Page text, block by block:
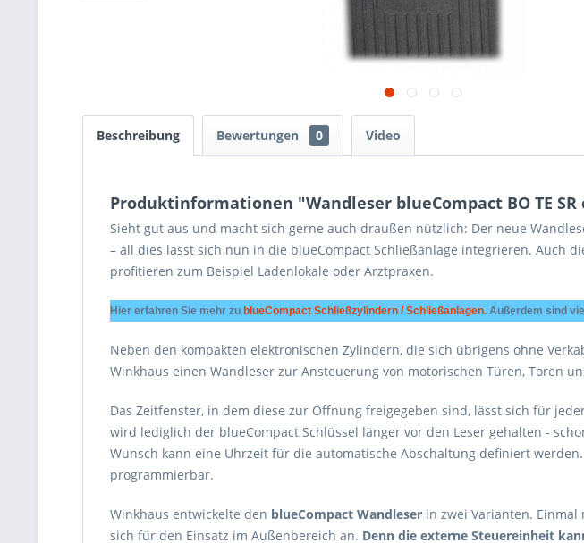
Beschreibung Bewertungen 0 Video
Produktinformationen "Wandleser blueCompact BO TE
Sieht gut aus und macht sich gerne auch draußen nützlich: Der neue
– all dies lässt sich nun in die blueCompact Schließanlage integrieren. Auch
profitieren zum Beispiel Ladenlokale oder Arztpraxen.
Hier erfahren Sie mehr zu blueCompact Schließzylindern / Schließanlagen. Außerdem sind
Neben den kompakten elektronischen Zylindern, die sich übrigens ohne
Winkhaus einen Wandleser zur Ansteuerung von motorischen Türen, Toren
Das Zeitfenster, in dem diese zur Öffnung freigegeben sind, lässt sich für
wird lediglich der blueCompact Schlüssel länger vor den Leser gehalten -
Wunsch kann eine Uhrzeit für die automatische Abschaltung definiert
programmierbar.
Winkhaus entwickelte den blueCompact Wandleser in zwei Varianten.
sich für den Einsatz im Außenbereich an. Denn die externe Steuereinheit